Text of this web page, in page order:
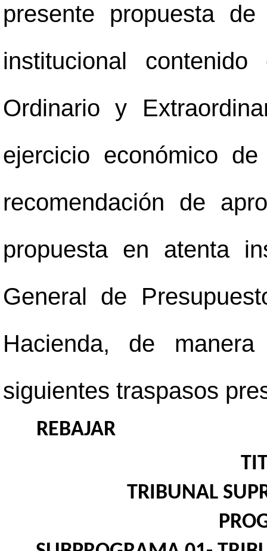
presente propuesta
institucional
Ordinario y
ejercicio económico
recomendación de
propuesta en atenta
General de
Hacienda, de
siguientes traspasos
REBAJAR
TRIBUNAL